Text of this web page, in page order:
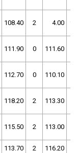
108.40 2 4.00
111.90 0 111.60
112.70 0 110.10
118.20 2 113.30
115.50 2 113.00
113.70 2 116.20